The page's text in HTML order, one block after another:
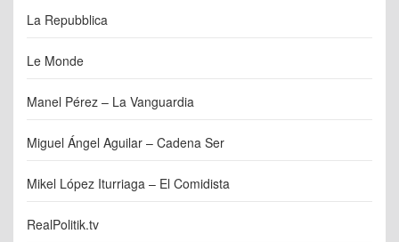
La Repubblica
Le Monde
Manel Pérez – La Vanguardia
Miguel Ángel Aguilar – Cadena Ser
Mikel López Iturriaga – El Comidista
RealPolitik.tv